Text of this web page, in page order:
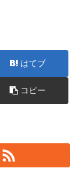
はてブ
コピー